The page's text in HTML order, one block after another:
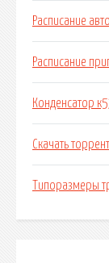
Расписание
Расписание
Конденсатор
Скачать
Типоразмеры